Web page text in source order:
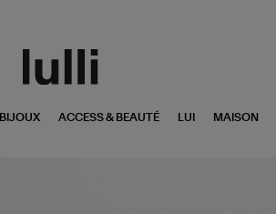
BIJOUX ACCESS & BEAUTÉ LUI MAISON